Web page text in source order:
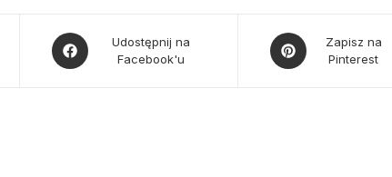
Opens
in
Udostępnij na
Facebook'u
Opens
in
Zapisz na
Pinterest